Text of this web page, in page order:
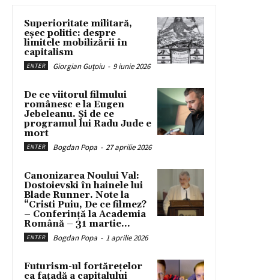
Superioritate militară,
eșec politic: despre
limitele mobilizării în
capitalism
ENTER Giorgian Guțoiu - 9 iunie 2026
De ce viitorul filmului
românesc e la Eugen
Jebeleanu. Și de ce
programul lui Radu Jude e
mort
ENTER Bogdan Popa - 27 aprilie 2026
Canonizarea Noului Val:
Dostoievski în hainele lui
Blade Runner. Note la
“Cristi Puiu, De ce filmez?
– Conferință la Academia
Română – 31 martie...
ENTER Bogdan Popa - 1 aprilie 2026
Futurism-ul fortărețelor
ca fațadă a capitalului